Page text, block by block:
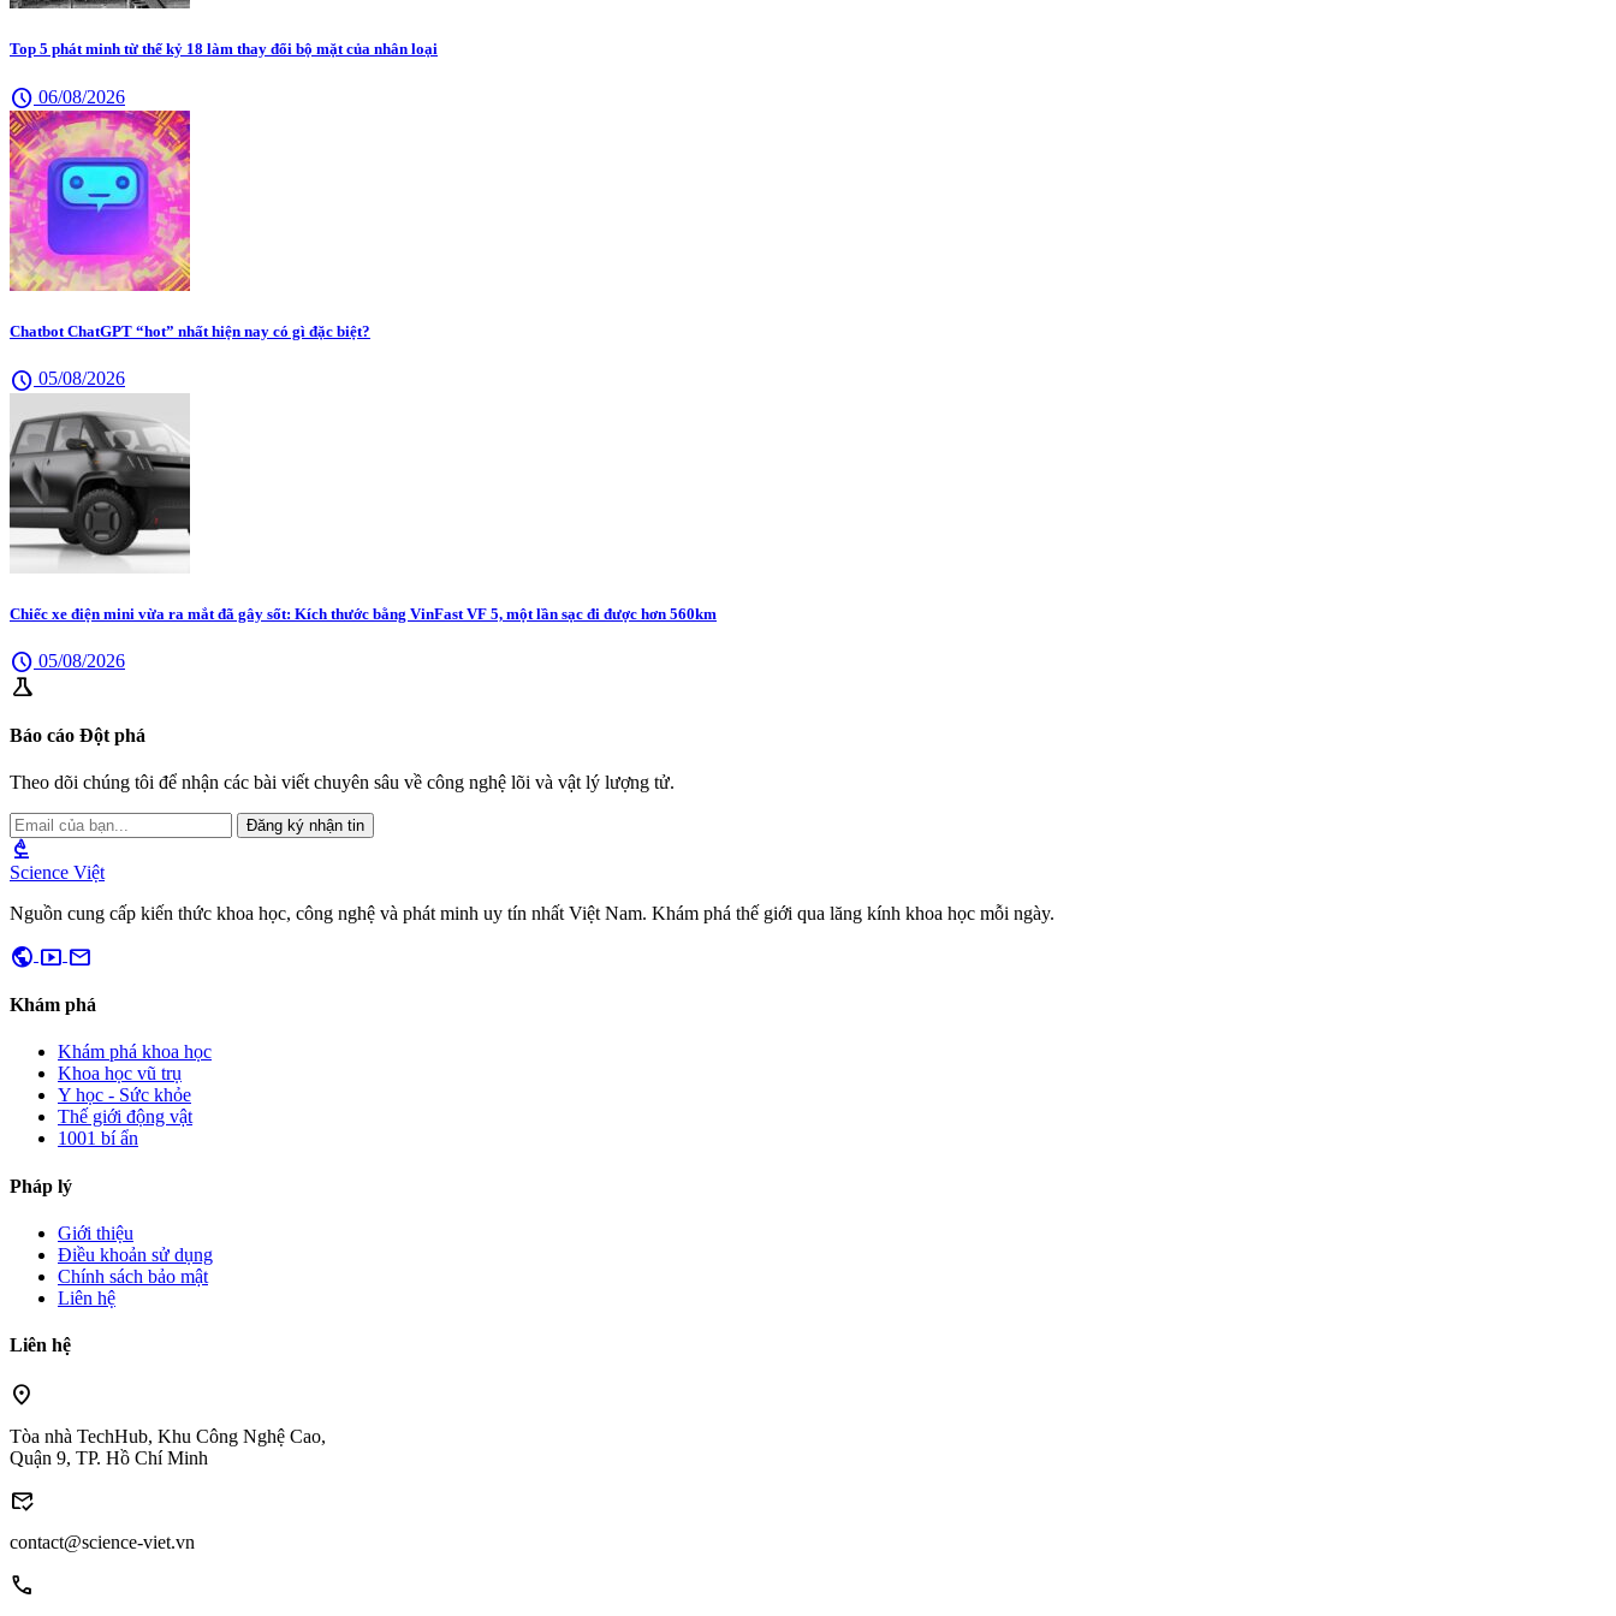
Top 5 phát minh từ thế kỷ 18 làm thay đổi bộ mặt của nhân loại
schedule 06/08/2026
Chatbot ChatGPT “hot” nhất hiện nay có gì đặc biệt?
schedule 05/08/2026
Chiếc xe điện mini vừa ra mắt đã gây sốt: Kích thước bằng VinFast VF 5, một lần sạc đi được hơn 560km
schedule 05/08/2026
science
Báo cáo Đột phá
Theo dõi chúng tôi để nhận các bài viết chuyên sâu về công nghệ lõi và vật lý lượng tử.
Đăng ký nhận tin
biotech
Science Việt
Nguồn cung cấp kiến thức khoa học, công nghệ và phát minh uy tín nhất Việt Nam. Khám phá thế giới qua lăng kính khoa học mỗi ngày.
public smart_display mail
Khám phá
Khám phá khoa học
Khoa học vũ trụ
Y học - Sức khỏe
Thế giới động vật
1001 bí ẩn
Pháp lý
Giới thiệu
Điều khoản sử dụng
Chính sách bảo mật
Liên hệ
Liên hệ
location_on
Tòa nhà TechHub, Khu Công Nghệ Cao,
Quận 9, TP. Hồ Chí Minh
mark_email_read
contact@science-viet.vn
call